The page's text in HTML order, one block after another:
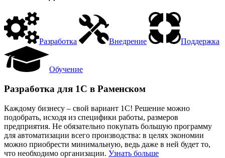
Разработка Внедрение Поддержка
Обучение
Разработка для 1С в Раменском
Каждому бизнесу – свой вариант 1С! Решение можно
подобрать, исходя из специфики работы, размеров
предприятия. Не обязательно покупать большую программу
для автоматизации всего производства: в целях экономии
можно приобрести минимальную, ведь даже в ней будет то,
что необходимо организации. Узнать больше